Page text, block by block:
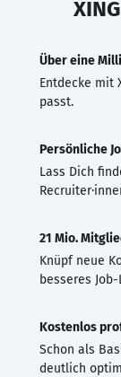
Über eine
Entdecke mit
passt.
Persönliche
Lass Dich
21 Mio.
Knüpf neue
besseres
Kostenlos
Schon als
deutlich